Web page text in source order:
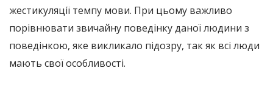
жестикуляції темпу мови. При цьому важливо
порівнювати звичайну поведінку даної людини з
поведінкою, яке викликало підозру, так як всі люди
мають свої особливості.